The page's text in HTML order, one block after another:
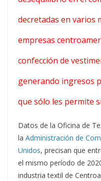
decretadas en varios
empresas
confección de
generando ingresos
que sólo les permite
Datos de la Oficina de
la Administración de
Unidos, precisan que
el mismo período de
industria textil de